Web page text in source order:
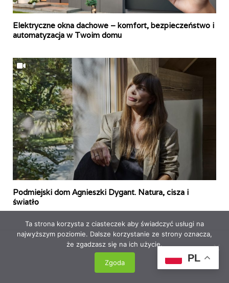
Elektryczne okna dachowe – komfort, bezpieczeństwo i
automatyzacja w Twoim domu
Podmiejski dom Agnieszki Dygant. Natura, cisza i
światło
PL
Ta strona korzysta z ciasteczek aby świadczyć usługi na
najwyższym poziomie. Dalsze korzystanie ze strony oznacza,
że zgadzasz się na ich użycie.
Zgoda